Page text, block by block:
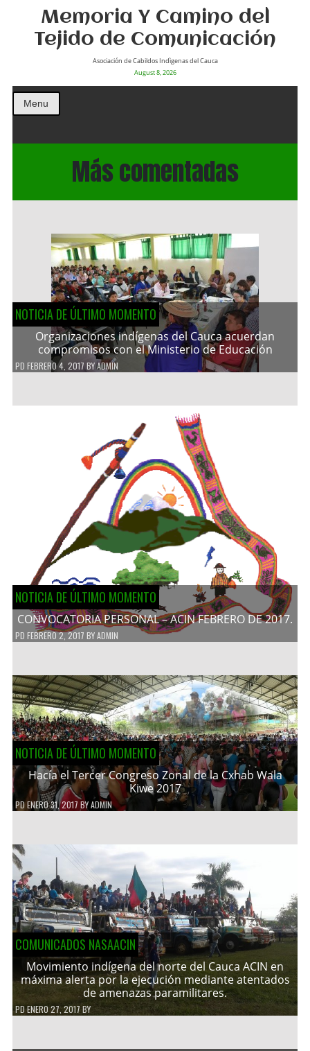
Memoria Y Camino del
Tejido de Comunicación
Asociación de Cabildos Indìgenas del Cauca
August 8, 2026
Menu
Más comentadas
NOTICIA DE ÚLTIMO MOMENTO
Organizaciones indígenas del Cauca acuerdan
compromisos con el Ministerio de Educación
PD FEBRERO 4, 2017 BYADMIN
NOTICIA DE ÚLTIMO MOMENTO
CONVOCATORIA PERSONAL – ACIN FEBRERO DE 2017.
PD FEBRERO 2, 2017 BYADMIN
NOTICIA DE ÚLTIMO MOMENTO
Hacía el Tercer Congreso Zonal de la Cxhab Wala
Kiwe 2017
PDENERO 31, 2017 BYADMIN
COMUNICADOS NASAACIN
Movimiento indígena del norte del Cauca ACIN en
máxima alerta por la ejecución mediante atentados
de amenazas paramilitares.
PDENERO 27, 2017 BY